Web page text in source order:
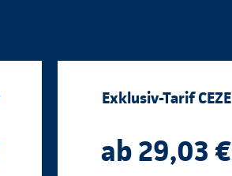
Exklusiv-Tarif CEZE
ab 29,03 €